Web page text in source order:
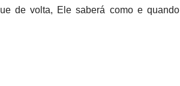
de volta, Ele saberá como e quando